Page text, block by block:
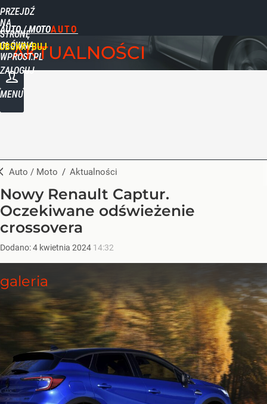
PRZEJDŹ
NA
STRONĘ
GŁÓWNĄ
WPROST.PL
AUTO / MOTO
ZALOGUJ
MENU
AKTUALNOŚCI
Auto / Moto / Aktualności
Nowy Renault Captur.
Oczekiwane odświeżenie
crossovera
Dodano:4 kwietnia 2024 14:32